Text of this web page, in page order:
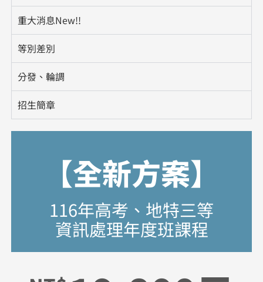
重大消息New!!
等別差別
分發、輪調
招生簡章
【全新方案】
116年高考、地特三等
資訊處理年度班課程